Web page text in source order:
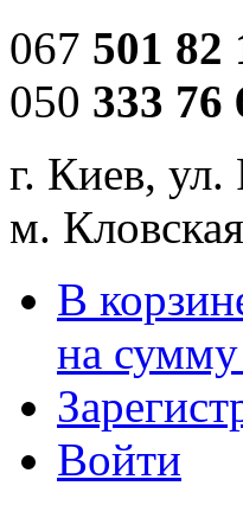
067 501 82
050 333 76
г. Киев, ул.
м. Кловская
В
на сумму
Войти